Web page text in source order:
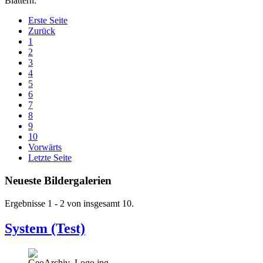
Erste Seite
Zurück
1
2
3
4
5
6
7
8
9
10
Vorwärts
Letzte Seite
Neueste Bildergalerien
Ergebnisse 1 - 2 von insgesamt 10.
System (Test)